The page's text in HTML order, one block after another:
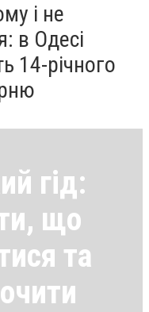
і не
в Одесі
14-річного
гід:
що
та